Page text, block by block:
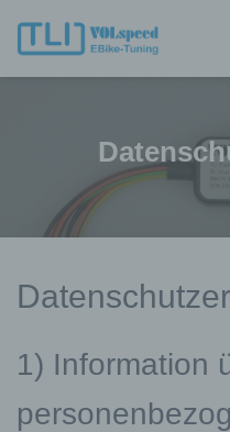
1) Information